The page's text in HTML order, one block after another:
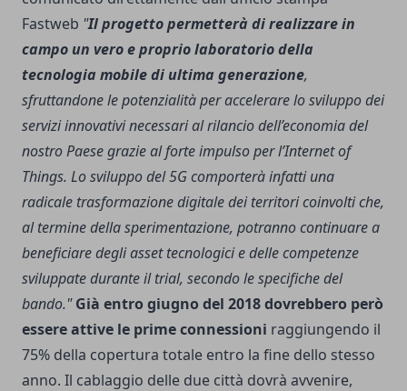
Fastweb "Il progetto permetterà di realizzare in
campo un vero e proprio laboratorio della
tecnologia mobile di ultima generazione,
sfruttandone le potenzialità per accelerare lo sviluppo dei
servizi innovativi necessari al rilancio dell’economia del
nostro Paese grazie al forte impulso per l’Internet of
Things. Lo sviluppo del 5G comporterà infatti una
radicale trasformazione digitale dei territori coinvolti che,
al termine della sperimentazione, potranno continuare a
beneficiare degli asset tecnologici e delle competenze
sviluppate durante il trial, secondo le specifiche del
bando." Già entro giugno del 2018 dovrebbero però
essere attive le prime connessioni raggiungendo il
75% della copertura totale entro la fine dello stesso
anno. Il cablaggio delle due città dovrà avvenire,